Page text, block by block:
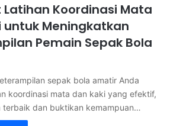
Koordinasi Mata
untuk Meningkatkan
Pemain Sepak Bola
sepak bola amatir Anda
koordinasi mata dan kaki yang efektif,
terbaik dan buktikan kemampuan…